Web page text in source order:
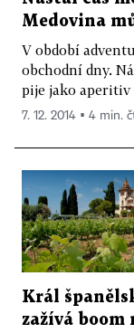
Medovina
V období
obchodní dny.
pije jako aperitiv
7. 12. 2014 ▪ 4 min.
Král
zažívá boom